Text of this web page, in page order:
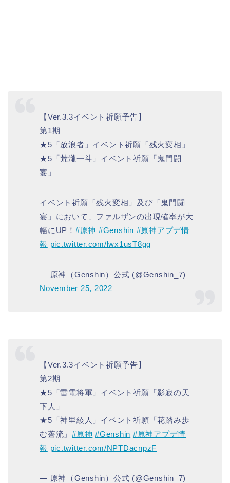
【Ver.3.3イベント祈願予告】
第1期
★5「放浪者」イベント祈願「残火変相」
★5「荒瀧一斗」イベント祈願「鬼門闘
宴」
イベント祈願「残火変相」及び「鬼門闘
宴」において、ファルザンの出現確率が大
幅にUP！ #原神 #Genshin #原神アプデ情
報 pic.twitter.com/lwx1usT8gg
— 原神（Genshin）公式 (@Genshin_7)
November 25, 2022
【Ver.3.3イベント祈願予告】
第2期
★5「雷電将軍」イベント祈願「影寂の天
下人」
★5「神里綾人」イベント祈願「花踏み歩
む蒼流」#原神 #Genshin #原神アプデ情
報 pic.twitter.com/NPTDacnpzF
— 原神（Genshin）公式 (@Genshin_7)